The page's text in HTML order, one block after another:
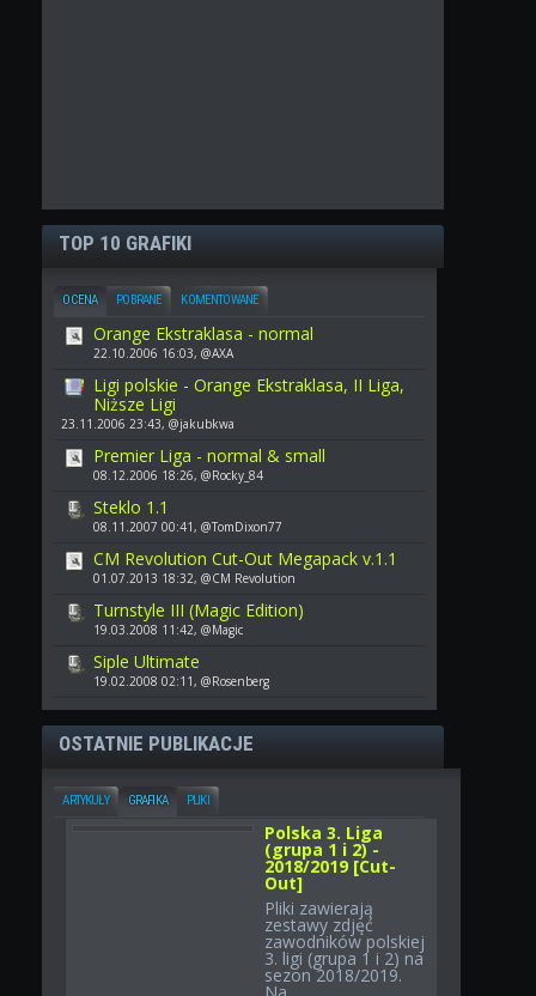
TOP 10 GRAFIKI
OCENA POBRANE KOMENTOWANE
Orange Ekstraklasa - normal
22.10.2006 16:03, @AXA
Ligi polskie - Orange Ekstraklasa, II Liga,
Niższe Ligi
23.11.2006 23:43, @jakubkwa
Premier Liga - normal & small
08.12.2006 18:26, @Rocky_84
Steklo 1.1
08.11.2007 00:41, @TomDixon77
CM Revolution Cut-Out Megapack v.1.1
01.07.2013 18:32, @CM Revolution
Turnstyle III (Magic Edition)
19.03.2008 11:42, @Magic
Siple Ultimate
19.02.2008 02:11, @Rosenberg
OSTATNIE PUBLIKACJE
ARTYKUŁY GRAFIKA PLIKI
Polska 3. Liga
(grupa 1 i 2) -
2018/2019 [Cut-
Out]
Pliki zawierają
zestawy zdjęć
zawodników polskiej
3. ligi (grupa 1 i 2) na
sezon 2018/2019.